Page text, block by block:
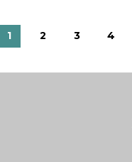
1 2 3 4